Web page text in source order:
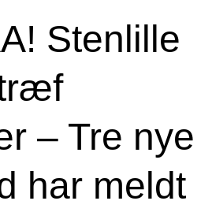
Stenlille
– Tre nye
har meldt